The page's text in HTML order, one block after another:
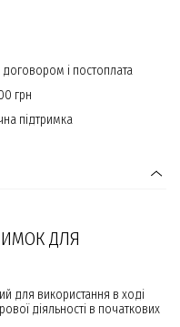
договором і постоплата
грн
підтримка
ДЛЯ
для використання в ході
діяльності в початкових